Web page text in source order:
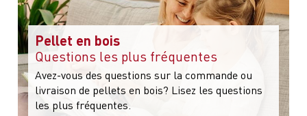
Pellet en bois
Questions les plus fréquentes
Avez-vous des questions sur la commande ou
livraison de pellets en bois? Lisez les questions
les plus fréquentes.